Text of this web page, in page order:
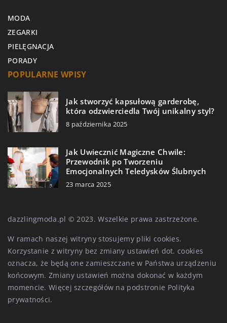
MODA
ZEGARKI
PIELĘGNACJA
PORADY
POPULARNE WPISY
Jak stworzyć kapsułową garderobę,
która odzwierciedla Twój unikalny styl?
8 października 2025
Jak Uwiecznić Magiczne Chwile:
Przewodnik po Tworzeniu
Emocjonalnych Teledysków Ślubnych
23 marca 2025
dazzlingmoda.pl © 2023. Wszelkie prawa zastrzeżone.
W ramach naszej witryny stosujemy pliki cookies.
Korzystanie z witryny bez zmiany ustawień dot. cookies
oznacza, że będą one zamieszczane w Państwa urządzeniu
końcowym. Zmiany ustawień można dokonać w każdym
momencie. Więcej szczegółów na podstronie Polityka
prywatności.